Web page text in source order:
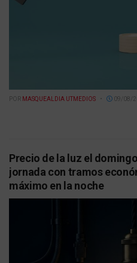
POR MASQUEALDIA UTMEDIOS 09/08/
Precio de la luz el
jornada con tramos
máximo en la noche